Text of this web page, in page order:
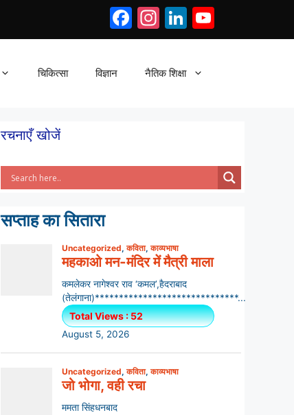
Facebook
Instagram
LinkedIn
चिकित्सा विज्ञान नैतिक शिक्षा
रचनाएँ खोजें
सप्ताह का सितारा